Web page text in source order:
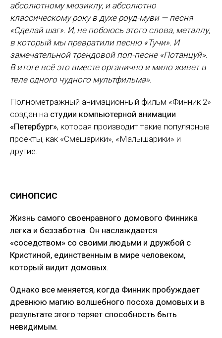
абсолютному мюзиклу, и абсолютно
классическому року в духе роуд-муви — песня
«Сделай шаг». И, не побоюсь этого слова, металлу,
в который мы превратили песню «Тучи». И
замечательной трендовой поп-песне «Потанцуй».
В итоге всё это вместе органично и мило живет в
теле одного чудного мультфильма».
Полнометражный анимационный фильм «Финник 2»
создан на студии компьютерной анимации
«Петербург», которая производит такие популярные
проекты, как «Смешарики», «Малышарики» и
другие.
СИНОПСИС
Жизнь самого своенравного домового Финника
легка и беззаботна. Он наслаждается
«соседством» со своими людьми и дружбой с
Кристиной, единственным в мире человеком,
который видит домовых.
Однако все меняется, когда Финник пробуждает
древнюю магию волшебного посоха домовых и в
результате этого теряет способность быть
невидимым.